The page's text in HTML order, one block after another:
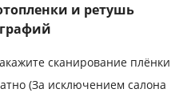
и ретушь
сканирование плёнки
(За исключением салона